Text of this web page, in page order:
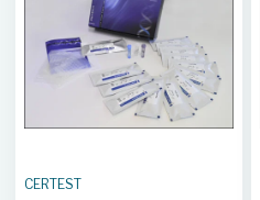
CERTEST